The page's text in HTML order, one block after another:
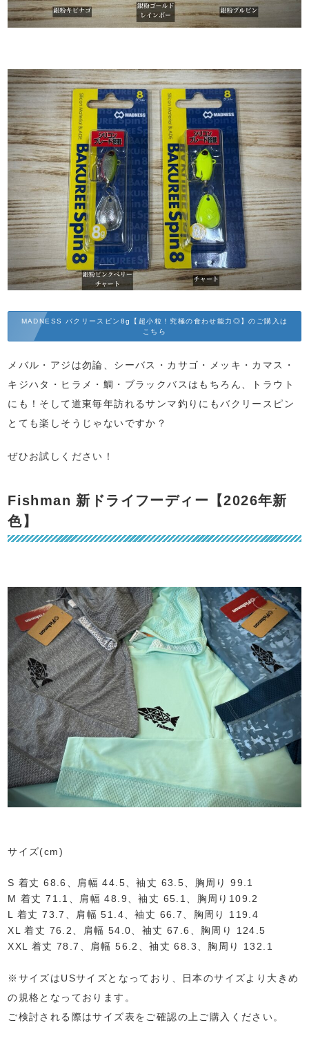
MADNESS バクリースピン8g【超小粒！究極の食わせ能力◎】のご購入は
こちら
メバル・アジは勿論、シーバス・カサゴ・メッキ・カマス・
キジハタ・ヒラメ・鯛・ブラックバスはもちろん、トラウト
にも！そして道東毎年訪れるサンマ釣りにもバクリースピン
とても楽しそうじゃないですか？
ぜひお試しください！
Fishman 新ドライフーディー【2026年新
色】
サイズ(cm)
S 着丈 68.6、肩幅 44.5、袖丈 63.5、胸周り 99.1
M 着丈 71.1、肩幅 48.9、袖丈 65.1、胸周り109.2
L 着丈 73.7、肩幅 51.4、袖丈 66.7、胸周り 119.4
XL 着丈 76.2、肩幅 54.0、袖丈 67.6、胸周り 124.5
XXL 着丈 78.7、肩幅 56.2、袖丈 68.3、胸周り 132.1
※サイズはUSサイズとなっており、日本のサイズより大きめ
の規格となっております。
ご検討される際はサイズ表をご確認の上ご購入ください。